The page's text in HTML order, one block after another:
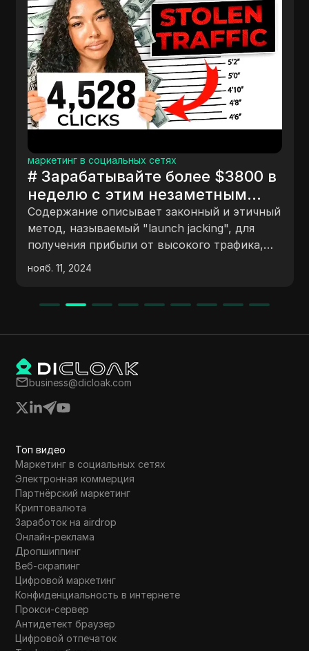
маркетинг в социальных сетях
# Зарабатывайте более $3800 в
неделю с этим незаметным
побочным заработком
(доказательства внутри)
Содержание описывает законный и этичный
метод, называемый "launch jacking", для
получения прибыли от высокого трафика,
генерируемого к новым продуктовым
запускам. Метод включает в себя поиск
продуктов высокого каче
нояб. 11, 2024
business@dicloak.com
Топ видео
Маркетинг в социальных сетях
Электронная коммерция
Партнёрский маркетинг
Криптовалюта
Заработок на airdrop
Онлайн-реклама
Дропшиппинг
Веб-скрапинг
Цифровой маркетинг
Конфиденциальность в интернете
Прокси-сервер
Антидетект браузер
Цифровой отпечаток